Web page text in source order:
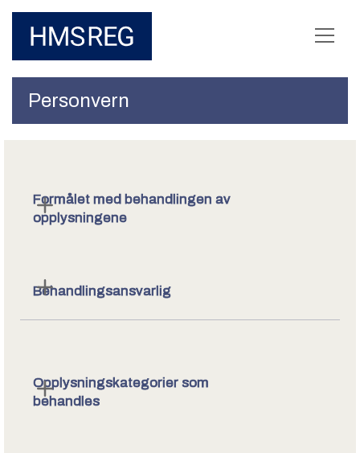
Personvern
Formålet med behandlingen av
opplysningene
Behandlingsansvarlig
Opplysningskategorier som
behandles